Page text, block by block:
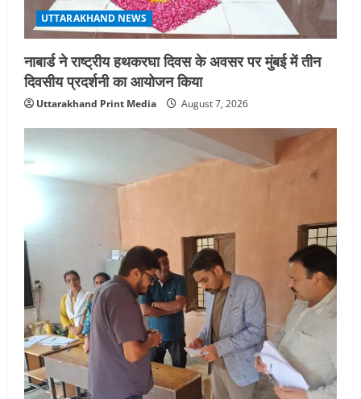
UTTARAKHAND NEWS
नाबार्ड ने राष्ट्रीय हथकरघा दिवस के अवसर पर मुंबई में तीन
दिवसीय प्रदर्शनी का आयोजन किया
Uttarakhand Print Media August 7, 2026